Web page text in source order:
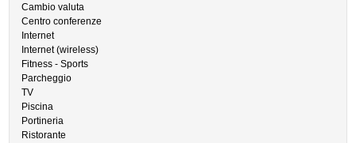
Cambio valuta
Centro conferenze
Internet
Internet (wireless)
Fitness - Sports
Parcheggio
TV
Piscina
Portineria
Ristorante